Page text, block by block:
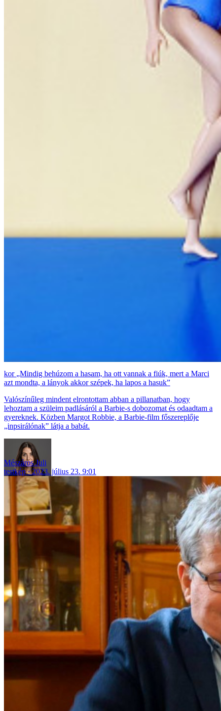
„Mindig behúzom a hasam, ha ott vannak a fiúk, mert a Marci
azt mondta, a lányok akkor szépek, ha lapos a hasuk”
Valószínűleg mindent elrontottam abban a pillanatban, hogy
lehoztam a szüleim padlásáról a Barbie-s dobozomat és odaadtam a
gyereknek. Közben Margot Robbie, a Barbie-film főszereplője
„inpsirálónak” látja a babát.
Mészáros Juli
testkép
2023. július 23. 9:01